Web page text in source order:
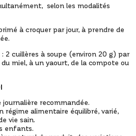
selon les modalités
à croquer par jour, à prendre de
: 2 cuillères à soupe (environ 20 g) par
miel, à un yaourt, de la compote ou
journalière recommandée.
régime alimentaire équilibré, varié,
vie sain.
enfants.